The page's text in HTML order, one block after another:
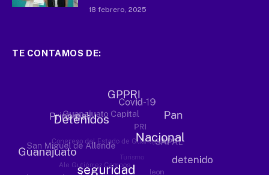
18 febrero, 2025
TE CONTAMOS DE: